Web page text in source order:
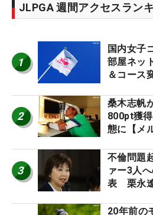
JLPGA 週間アクセスラン
1
国内女子
部屋ネッ
＆コース
2
桑木志帆
800pt獲
態に【メ
3
不倫問題
ァー3人
表 栗永遼
20年前の